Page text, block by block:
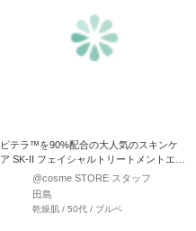
ピテラ™を90%配合の大人気のスキンケ
ア SK-II フェイシャルトリートメントエッ
センス …
@cosme STORE スタッフ
田島
乾燥肌 / 50代 / ブルベ